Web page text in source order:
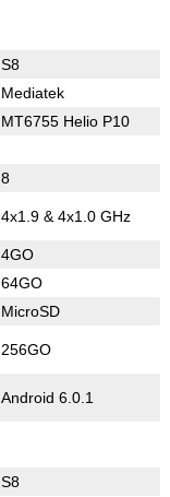
S8
Mediatek
MT6755 Helio P10
8
4x1.9 & 4x1.0 GHz
4GO
64GO
MicroSD
256GO
Android 6.0.1
S8